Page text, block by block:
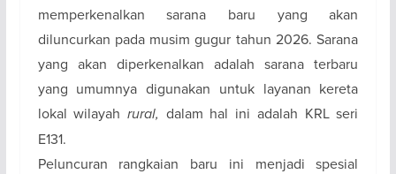
memperkenalkan sarana baru yang akan
diluncurkan pada musim gugur tahun 2026. Sarana
yang akan diperkenalkan adalah sarana terbaru
yang umumnya digunakan untuk layanan kereta
lokal wilayahrural, dalam hal ini adalah KRL seri
E131.
Peluncuran rangkaian baru ini menjadi spesial